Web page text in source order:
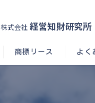
株式会社 経営知財研究所
商標リース よく